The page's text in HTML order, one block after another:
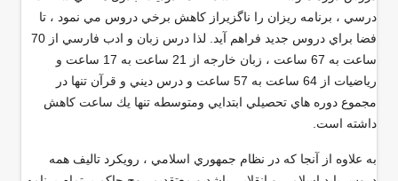
درسي ، برنامه ريزان را ناگزيراز كاهش برخي دروس مي نمود ، تا
فضا براي دروس جديد فراهم آيد. لذا درس زبان و ادب فارسي از 70
ساعت به 67 ساعت ، زبان خارجه از 21 ساعت به 17 ساعت و
رياضيات از 64 ساعت به 57 ساعت و درس ديني و قرآن تنها در
مجموع دوره هاي تحصيلي ابتدايي ومتوسطه تنها يك ساعت كاهش
داشته است
به علاوه از آنجا كه در نظام جمهوري اسلامي ، رويكرد تاليف همه